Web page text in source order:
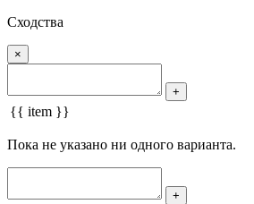
Сходства
×
+
{{ item }}
Пока не указано ни одного варианта.
+